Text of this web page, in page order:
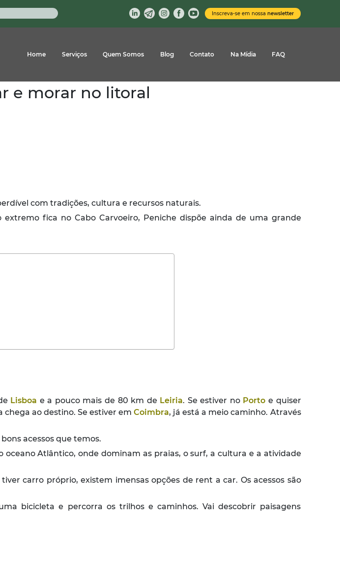
Inscreva-se em nossa newsletter
Home Serviços Quem Somos Blog Contato Na Mídia FAQ
e morar no litoral
com tradições, cultura e recursos naturais.
fica no Cabo Carvoeiro, Peniche dispõe ainda de uma grande
Lisboa e a pouco mais de 80 km de Leiria. Se estiver no Porto e quiser
chega ao destino. Se estiver emCoimbra, já está a meio caminho. Através
acessos que temos.
Atlântico, onde dominam as praias, o surf, a cultura e a atividade
carro próprio, existem imensas opções de rent a car. Os acessos são
bicicleta e percorra os trilhos e caminhos. Vai descobrir paisagens